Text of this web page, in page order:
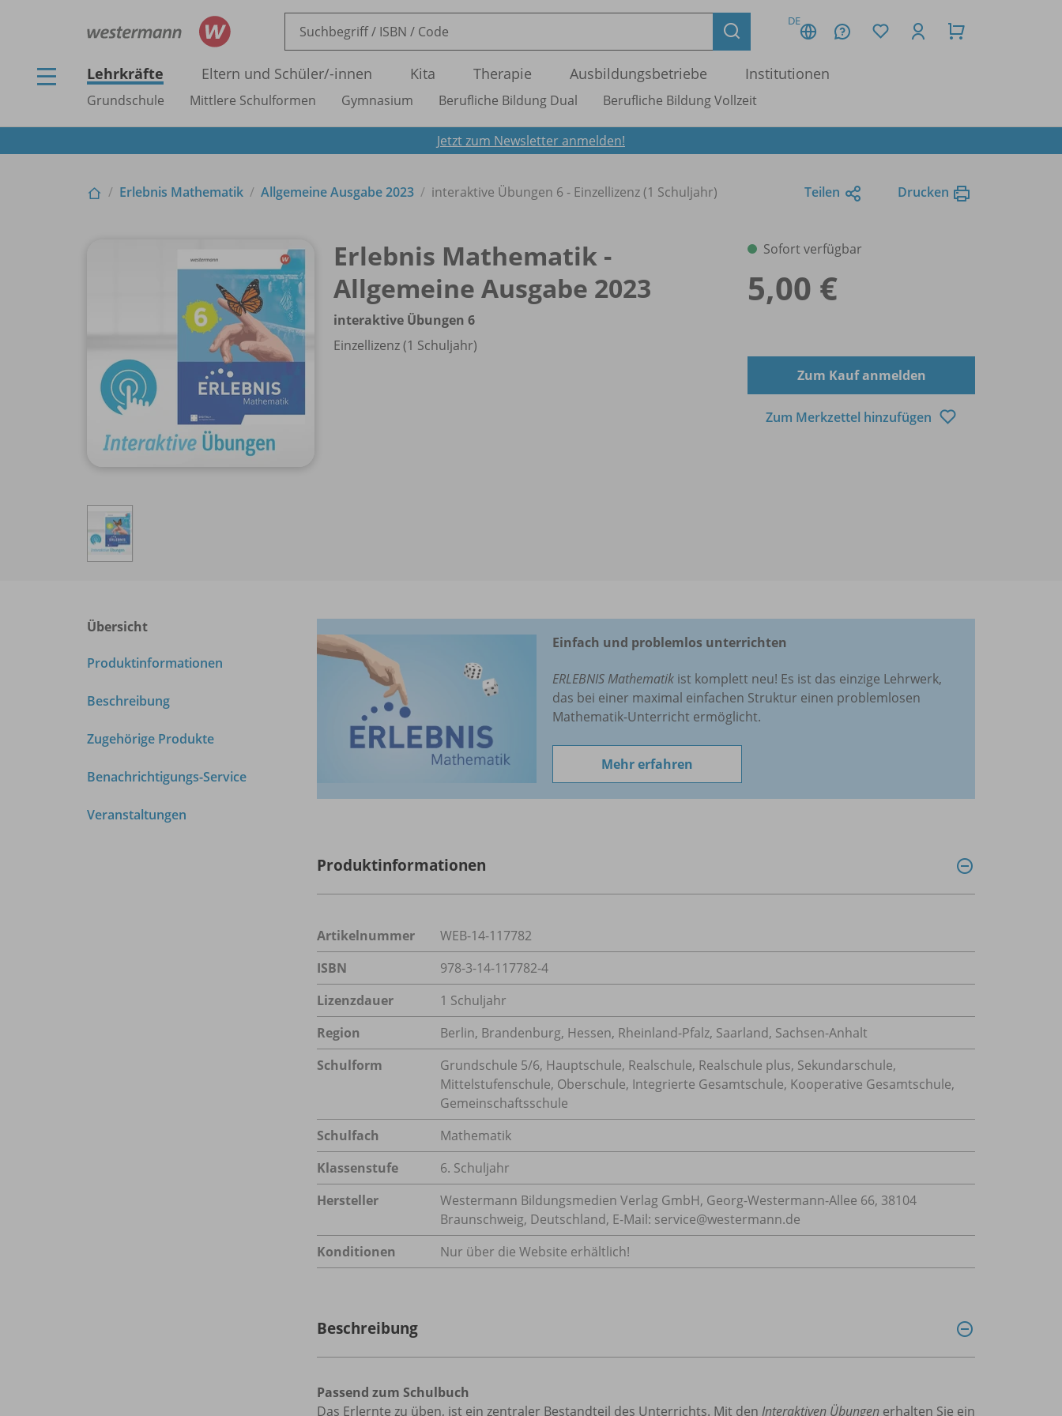
DE
Lehrkräfte Eltern und Schüler/-innen Kita Therapie Ausbildungsbetriebe Institutionen
Grundschule Mittlere Schulformen Gymnasium Berufliche Bildung Dual Berufliche Bildung Vollzeit
Jetzt zum Newsletter anmelden!
Erlebnis Mathematik Allgemeine Ausgabe 2023 interaktive Übungen 6 - Einzellizenz (1 Schuljahr) Teilen Drucken
Erlebnis Mathematik -
Allgemeine Ausgabe 2023
interaktive Übungen 6
Einzellizenz (1 Schuljahr)
Sofort verfügbar
5,00 €
Zum Kauf anmelden
Zum Merkzettel hinzufügen
Übersicht
Produktinformationen
Beschreibung
Zugehörige Produkte
Benachrichtigungs-Service
Veranstaltungen
Einfach und problemlos unterrichten
ERLEBNIS Mathematik ist komplett neu! Es ist das einzige Lehrwerk,
das bei einer maximal einfachen Struktur einen problemlosen
Mathematik-Unterricht ermöglicht.
Mehr erfahren
Produktinformationen
Artikelnummer
WEB-14-117782
ISBN
978-3-14-117782-4
Lizenzdauer
1 Schuljahr
Region
Berlin, Brandenburg, Hessen, Rheinland-Pfalz, Saarland, Sachsen-Anhalt
Schulform
Grundschule 5/6, Hauptschule, Realschule, Realschule plus, Sekundarschule,
Mittelstufenschule, Oberschule, Integrierte Gesamtschule, Kooperative Gesamtschule,
Gemeinschaftsschule
Schulfach
Mathematik
Klassenstufe
6. Schuljahr
Hersteller
Westermann Bildungsmedien Verlag GmbH, Georg-Westermann-Allee 66, 38104
Braunschweig, Deutschland, E-Mail: service@westermann.de
Konditionen
Nur über die Website erhältlich!
Beschreibung
Passend zum Schulbuch
Das Erlernte zu üben, ist ein zentraler Bestandteil des Unterrichts. Mit den Interaktiven Übungen erhalten Sie ein